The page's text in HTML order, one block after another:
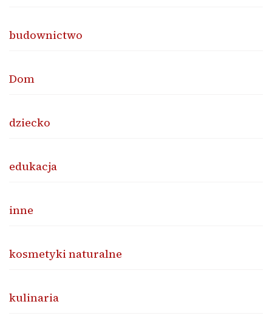
budownictwo
Dom
dziecko
edukacja
inne
kosmetyki naturalne
kulinaria